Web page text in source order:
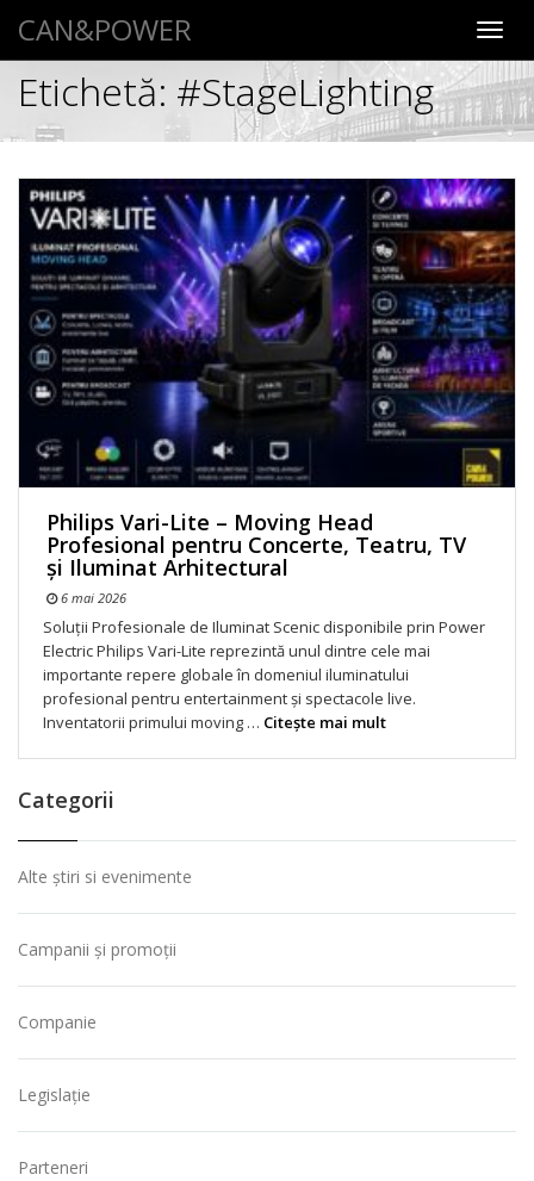
CAN&POWER
Etichetă: #StageLighting
Philips Vari-Lite – Moving Head
Profesional pentru Concerte, Teatru, TV
și Iluminat Arhitectural
6 mai 2026
Soluții Profesionale de Iluminat Scenic disponibile prin Power
Electric Philips Vari-Lite reprezintă unul dintre cele mai
importante repere globale în domeniul iluminatului
profesional pentru entertainment și spectacole live.
Inventatorii primului moving … Citeşte mai mult
Categorii
Alte știri si evenimente
Campanii și promoții
Companie
Legislație
Parteneri